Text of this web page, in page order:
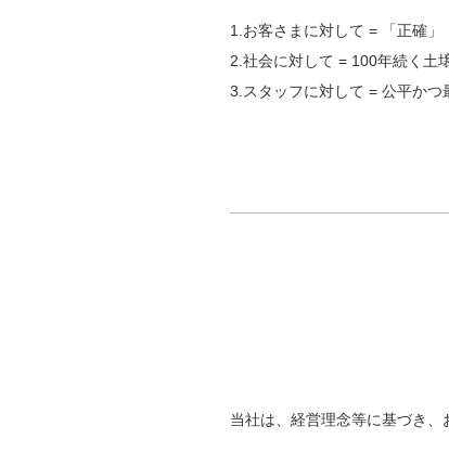
1.お客さまに対して = 「正確」
2.社会に対して = 100年続く土
3.スタッフに対して = 公平かつ
当社は、経営理念等に基づき、